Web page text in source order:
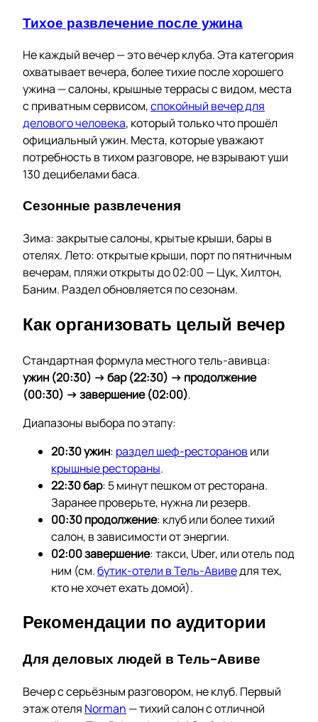
Тихое развлечение после ужина
Не каждый вечер — это вечер клуба. Эта категория
охватывает вечера, более тихие после хорошего
ужина — салоны, крышные террасы с видом, места
с приватным сервисом,спокойный вечер для
делового человека, который только что прошёл
официальный ужин. Места, которые уважают
потребность в тихом разговоре, не взрывают уши
130 децибелами баса.
Сезонные развлечения
Зима: закрытые салоны, крытые крыши, бары в
отелях. Лето: открытые крыши, порт по пятничным
вечерам, пляжи открыты до 02:00 — Цук, Хилтон,
Баним. Раздел обновляется по сезонам.
Как организовать целый вечер
Стандартная формула местного тель-авивца:
ужин (20:30) → бар (22:30) → продолжение
(00:30) → завершение (02:00).
Диапазоны выбора по этапу:
20:30 ужин: раздел шеф-ресторанов или
крышные рестораны.
22:30 бар: 5 минут пешком от ресторана.
Заранее проверьте, нужна ли резерв.
00:30 продолжение: клуб или более тихий
салон, в зависимости от энергии.
02:00 завершение: такси, Uber, или отель под
ним (см.бутик-отели в Тель-Авиведля тех,
кто не хочет ехать домой).
Рекомендации по аудитории
Для деловых людей в Тель-Авиве
Вечер с серьёзным разговором, не клуб. Первый
этаж отеля Norman — тихий салон с отличной